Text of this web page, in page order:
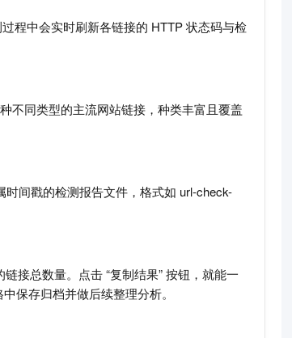
程中会实时刷新各链接的 HTTP 状态码与检
不同类型的主流网站链接，种类丰富且覆盖
间戳的检测报告文件，格式如 url-check-
接总数量。点击 “复制结果” 按钮，就能一
保存归档并做后续整理分析。